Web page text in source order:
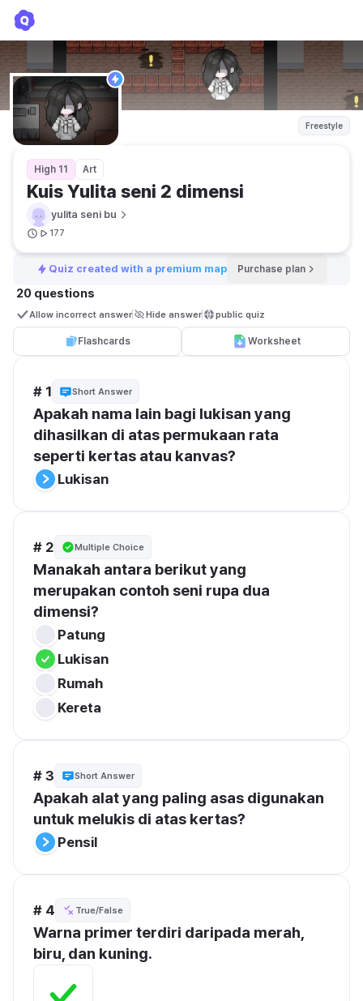
Freestyle
High 11 Art
Kuis Yulita seni 2 dimensi
yulita seni bu
177
Quiz created with a premium map Purchase plan
20 questions
Allow incorrect answer Hide answer public quiz
Flashcards Worksheet
# 1 Short Answer
Apakah nama lain bagi lukisan yang
dihasilkan di atas permukaan rata
seperti kertas atau kanvas?
Lukisan
# 2 Multiple Choice
Manakah antara berikut yang
merupakan contoh seni rupa dua
dimensi?
Patung
Lukisan
Rumah
Kereta
# 3 Short Answer
Apakah alat yang paling asas digunakan
untuk melukis di atas kertas?
Pensil
# 4 True/False
Warna primer terdiri daripada merah,
biru, dan kuning.